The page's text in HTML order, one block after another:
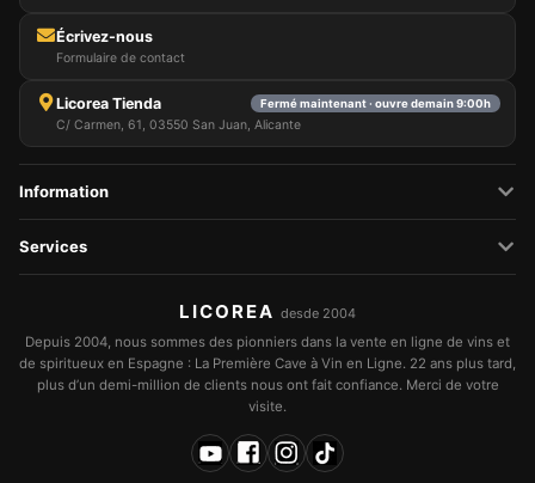
Écrivez-nous
Formulaire de contact
Licorea Tienda Fermé maintenant · ouvre demain 9:00h
C/ Carmen, 61, 03550 San Juan, Alicante
Information
Services
LICOREA desde 2004
Depuis 2004, nous sommes des pionniers dans la vente en ligne de vins et
de spiritueux en Espagne : La Première Cave à Vin en Ligne. 22 ans plus tard,
plus d’un demi-million de clients nous ont fait confiance. Merci de votre
visite.